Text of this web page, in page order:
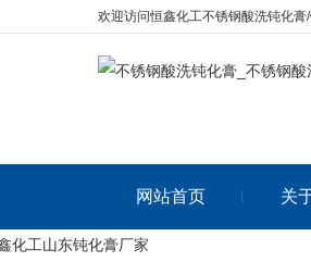
欢迎访问恒鑫化工不锈钢酸洗钝化膏/
网站首页 关